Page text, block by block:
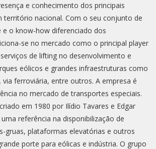
e conhecimento dos principais
território nacional. Com o seu conjunto de
e o know-how diferenciado dos
se no mercado como o principal player
de lifting no desenvolvimento e
eólicos e grandes infraestruturas como
via ferroviária, entre outros. A empresa é
no mercado de transportes especiais.
em 1980 por Ilídio Tavares e Edgar
referência na disponibilização de
gruas, plataformas elevatórias e outros
porte para eólicas e indústria. O grupo